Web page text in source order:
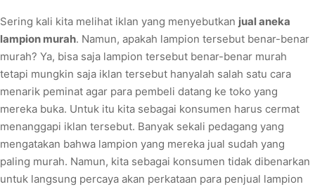
Sering kali kita melihat iklan yang menyebutkan jual aneka
lampion murah. Namun, apakah lampion tersebut benar-benar
murah? Ya, bisa saja lampion tersebut benar-benar murah
tetapi mungkin saja iklan tersebut hanyalah salah satu cara
menarik peminat agar para pembeli datang ke toko yang
mereka buka. Untuk itu kita sebagai konsumen harus cermat
menanggapi iklan tersebut. Banyak sekali pedagang yang
mengatakan bahwa lampion yang mereka jual sudah yang
paling murah. Namun, kita sebagai konsumen tidak dibenarkan
untuk langsung percaya akan perkataan para penjual lampion